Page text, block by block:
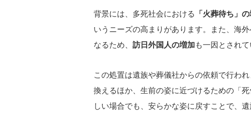
背景には、多死社会における 「火葬待ち」
いうニーズの高まりがあります。また、海
なるため、 訪日外国人の増加も一因とされて
この処置は遺族や葬儀社からの依頼で行わ
換えるほか、生前の姿に近づけるための「
しい場合でも、安らかな姿に戻すことで、